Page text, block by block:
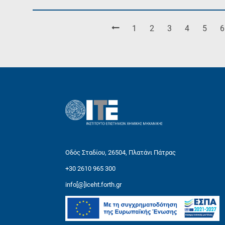
Σελίδα
1 Σελίδα
2 Σελίδα
3 Σελίδα
4 Σελίδα
5 6
Οδός Σταδίου, 26504, Πλατάνι Πάτρας
+30 2610 965 300
info[@]iceht.forth.gr